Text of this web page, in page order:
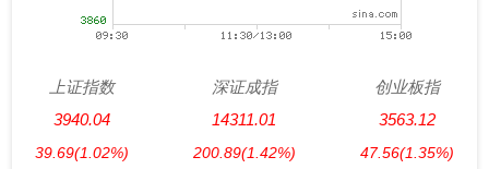
上证指数
3940.04
39.69(1.02%)
深证成指
14311.01
200.89(1.42%)
创业板指
3563.12
47.56(1.35%)